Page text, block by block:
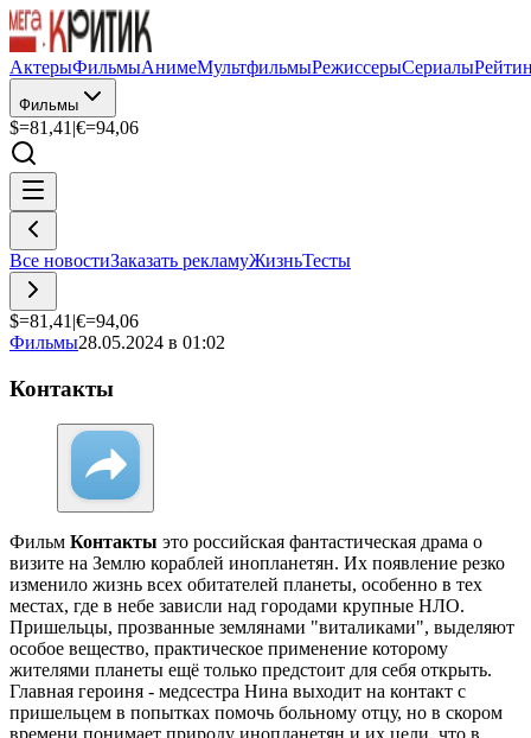
АктерыФильмыАнимеМультфильмыРежиссерыСериалы
Фильмы
$=81,41 |€=94,06
Все новостиЗаказать рекламуЖизньТесты
$=81,41 |€=94,06
Фильмы28.05.2024 в 01:02
Контакты
Фильм Контакты это российская фантастическая драма о
визите на Землю кораблей инопланетян. Их появление резко
изменило жизнь всех обитателей планеты, особенно в тех
местах, где в небе зависли над городами крупные НЛО.
Пришельцы, прозванные землянами "виталиками", выделяют
особое вещество, практическое применение которому
жителями планеты ещё только предстоит для себя открыть.
Главная героиня - медсестра Нина выходит на контакт с
пришельцем в попытках помочь больному отцу, но в скором